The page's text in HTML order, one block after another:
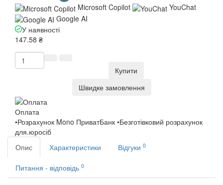
Microsoft Copilot
YouChat
Google AI
У наявності
147.58 ₴
Купити
Швидке замовлення
Оплата
•Розрахунок Mono ПриватБанк •Безготівковий розрахунок
для.юросіб
Опис
Характеристики Відгуки 0
Питання - відповідь 0